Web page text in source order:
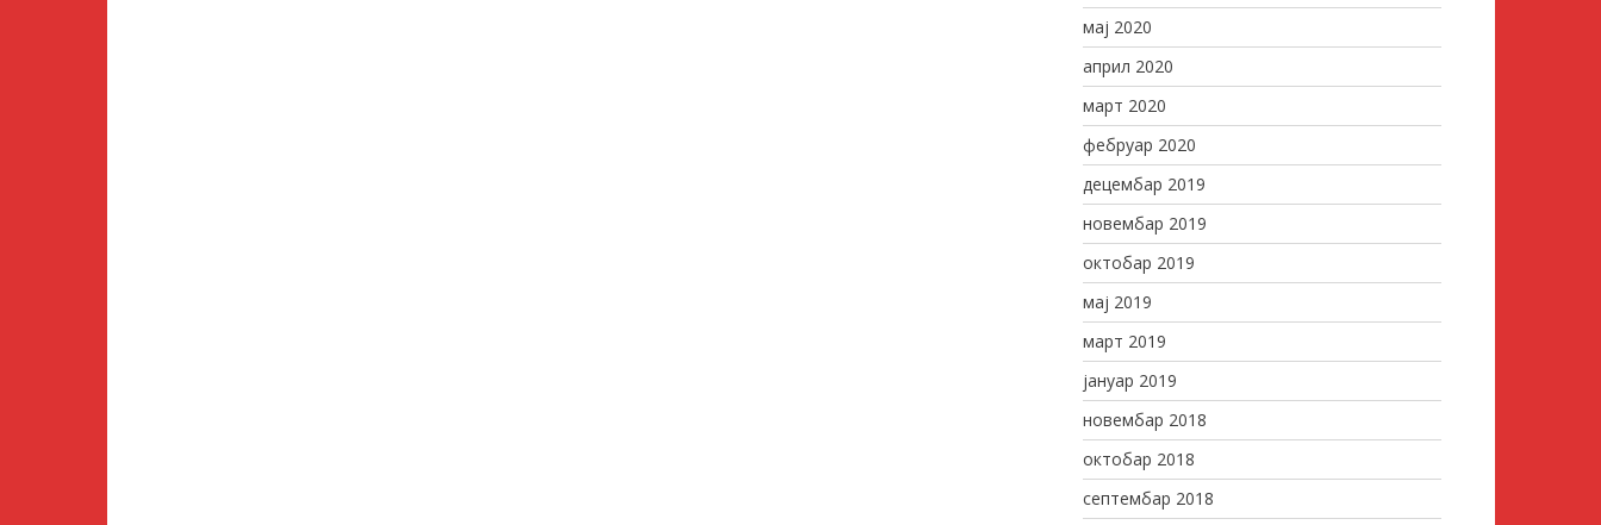
мај 2020
април 2020
март 2020
фебруар 2020
децембар 2019
новембар 2019
октобар 2019
мај 2019
март 2019
јануар 2019
новембар 2018
октобар 2018
септембар 2018